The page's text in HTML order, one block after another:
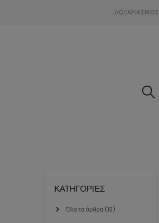
ΛΟΓΑΡΙΑΣΜΌΣ
ΚΑΤΗΓΟΡΙΕΣ
Όλα τα άρθρα (13)